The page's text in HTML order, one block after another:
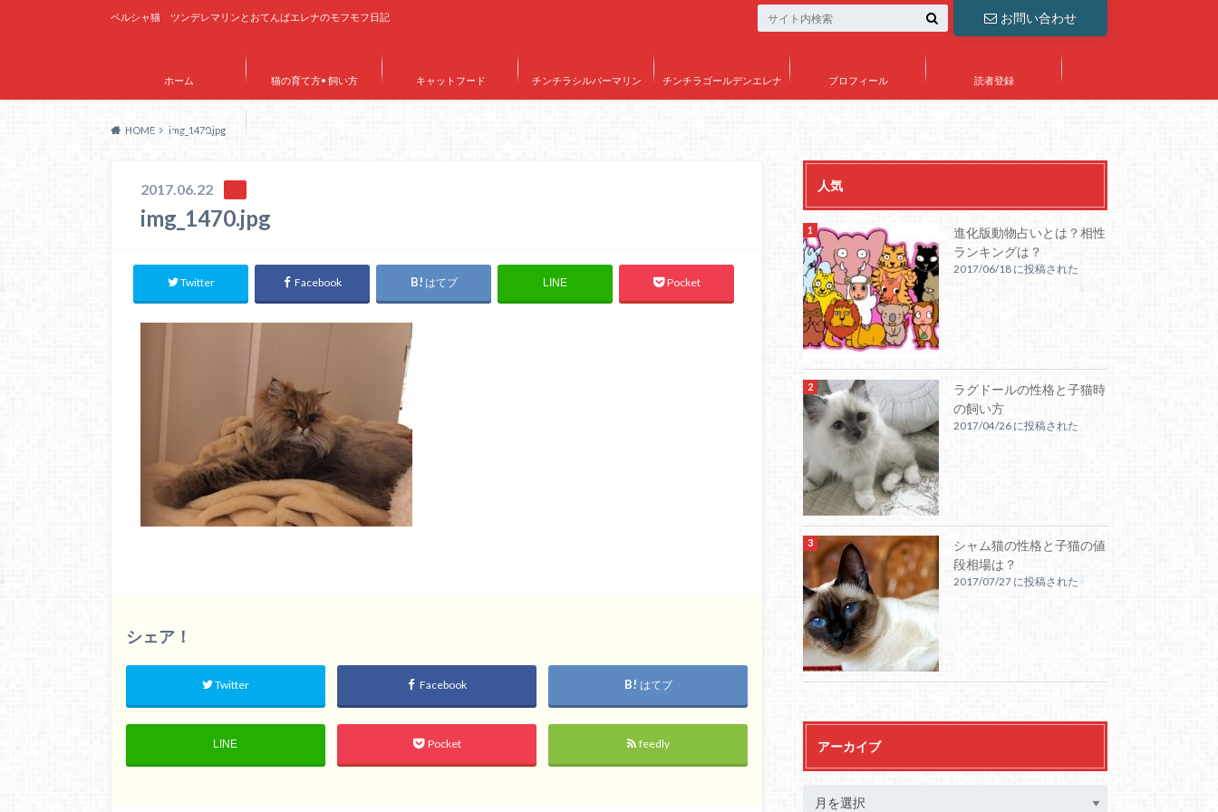
ペルシャ猫 ツンデレマリンとおてんばエレナのモフモフ日記 お問い合わせ
ホーム 猫の育て方• 飼い方 キャットフード チンチラシルバーマリン チンチラゴールデンエレナ プロフィール 読者登録
サイトマップ
HOME img_1470.jpg
2017.06.22
img_1470.jpg
Twitter Facebook はてブ LINE Pocket
シェア！
Twitter Facebook はてブ
LINE Pocket feedly
人気
進化版動物占いとは？相性
ランキングは？
2017/06/18 に投稿された
ラグドールの性格と子猫時
の飼い方
2017/04/26 に投稿された
シャム猫の性格と子猫の値
段相場は？
2017/07/27 に投稿された
アーカイブ